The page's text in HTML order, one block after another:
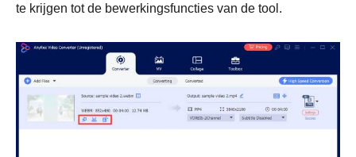
te krijgen tot de bewerkingsfuncties van de tool.